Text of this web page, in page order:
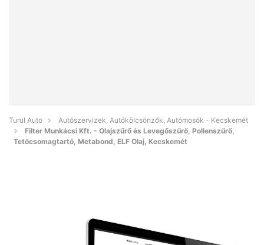
Turul Auto
Autószervizek, Autókölcsönzők, Autómosók - Kecskemét
Filter Munkácsi Kft. - Olajszűrő és Levegőszűrő, Pollenszűrő,
Tetőcsomagtartó, Metabond, ELF Olaj, Kecskemét